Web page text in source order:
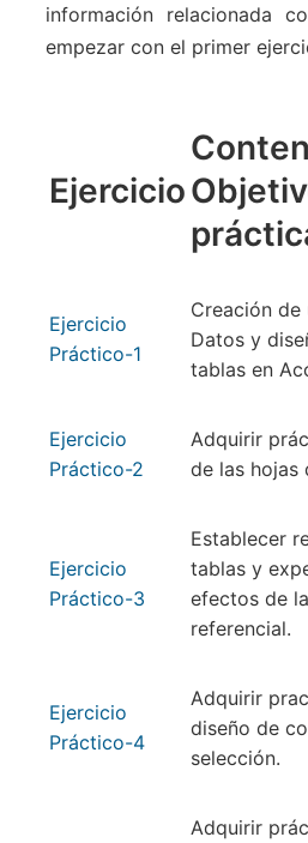
información relacionada
empezar con el primer
Ejercicio
Ejercicio
Práctico-1
Creación de
Datos y
tablas en
Ejercicio
Práctico-2
Adquirir
de las hojas
Ejercicio
Práctico-3
Establecer
tablas y
efectos de
referencial.
Ejercicio
Práctico-4
Adquirir
diseño de
selección.
Adquirir